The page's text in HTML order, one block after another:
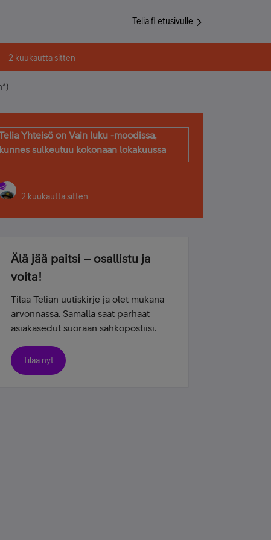
Telia.fi etusivulle
2 kuukautta sitten
Yhteisö on Vain luku -moodissa,
kunnes sulkeutuu kokonaan lokakuussa
2 kuukautta sitten
Älä jää paitsi – osallistu ja
voita!
Tilaa Telian uutiskirje ja olet mukana
arvonnassa. Samalla saat parhaat
asiakasedut suoraan sähköpostiisi.
Tilaa nyt